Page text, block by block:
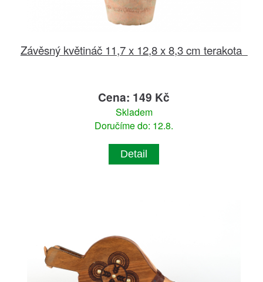
Závěsný květináč 11,7 x 12,8 x 8,3 cm terakota
Cena: 149 Kč
Skladem
Doručíme do: 12.8.
Detail